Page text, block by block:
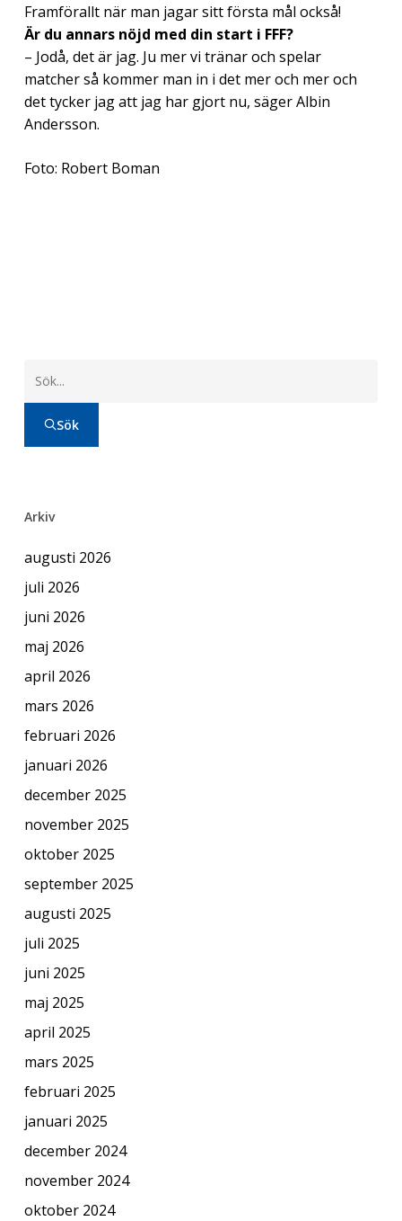
Framförallt när man jagar sitt första mål också!
Är du annars nöjd med din start i FFF?
– Jodå, det är jag. Ju mer vi tränar och spelar
matcher så kommer man in i det mer och mer och
det tycker jag att jag har gjort nu, säger Albin
Andersson.
Foto: Robert Boman
Sök
Arkiv
augusti 2026
juli 2026
juni 2026
maj 2026
april 2026
mars 2026
februari 2026
januari 2026
december 2025
november 2025
oktober 2025
september 2025
augusti 2025
juli 2025
juni 2025
maj 2025
april 2025
mars 2025
februari 2025
januari 2025
december 2024
november 2024
oktober 2024